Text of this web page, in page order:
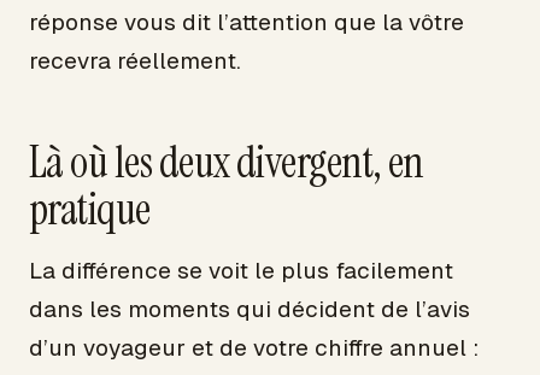
réponse vous dit l’attention que la vôtre
recevra réellement.
Là où les deux divergent, en
pratique
La différence se voit le plus facilement
dans les moments qui décident de l’avis
d’un voyageur et de votre chiffre annuel :